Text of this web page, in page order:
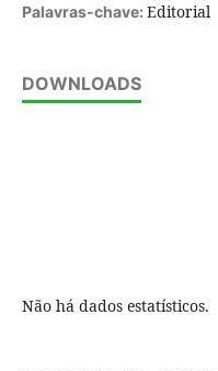
Palavras-chave: Editorial
DOWNLOADS
Não há dados estatísticos.